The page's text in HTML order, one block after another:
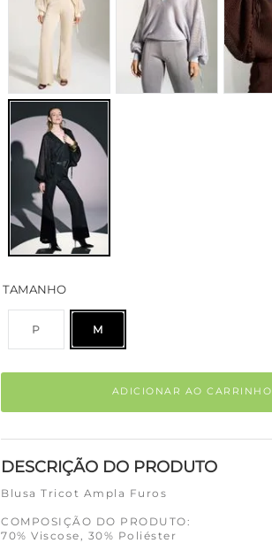
TAMANHO
P M
ADICIONAR AO CARRINHO
DESCRIÇÃO DO PRODUTO
Blusa Tricot Ampla Furos
COMPOSIÇÃO DO PRODUTO:
70% Viscose, 30% Poliéster